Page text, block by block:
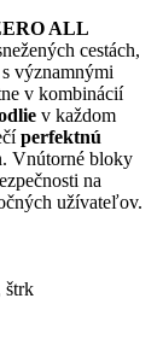
ALL
cestách,
významnými
v kombinácií
v každom
perfektnú
Vnútorné bloky
na
užívateľov.
štrk